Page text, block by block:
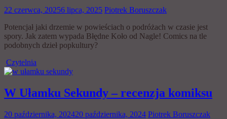
22 czerwca, 20256 lipca, 2025 Piotrek Boruszczak
Potencjał jaki drzemie w powieściach o podróżach w czasie jest
spory. Jak zatem wypada Błędne Koło od Nagle! Comics na tle
podobnych dzieł popkultury?
Czytelnia
W Ułamku Sekundy – recenzja komiksu
20 października, 202420 października, 2024 Piotrek Boruszczak